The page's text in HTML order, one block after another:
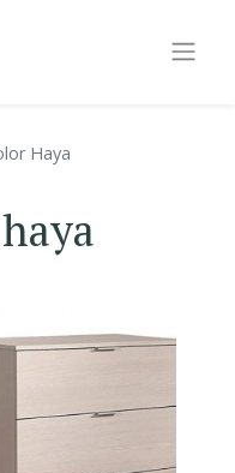
Haya